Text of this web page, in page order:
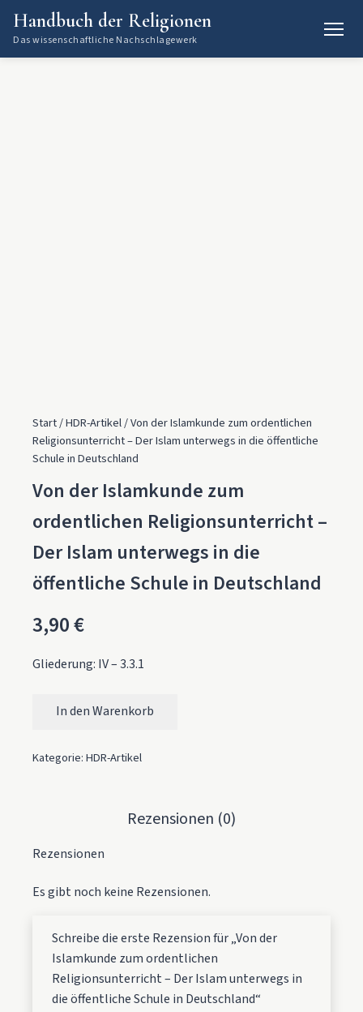
Handbuch der Religionen
Das wissenschaftliche Nachschlagewerk
Start/HDR-Artikel/ Von der Islamkunde zum ordentlichen
Religionsunterricht – Der Islam unterwegs in die öffentliche
Schule in Deutschland
Von der Islamkunde zum
ordentlichen Religionsunterricht –
Der Islam unterwegs in die
öffentliche Schule in Deutschland
3,90€
Gliederung: IV – 3.3.1
Von der Islamkunde zum ordentlichen
In den Warenkorb
Kategorie:HDR-Artikel
Rezensionen (0)
Rezensionen
Es gibt noch keine Rezensionen.
Schreibe die erste Rezension für „Von der
Islamkunde zum ordentlichen
Religionsunterricht – Der Islam unterwegs in
die öffentliche Schule in Deutschland“